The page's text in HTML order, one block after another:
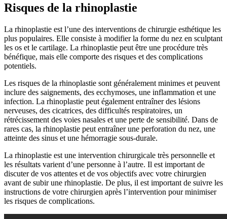
Risques de la rhinoplastie
La rhinoplastie est l’une des interventions de chirurgie esthétique les
plus populaires. Elle consiste à modifier la forme du nez en sculptant
les os et le cartilage. La rhinoplastie peut être une procédure très
bénéfique, mais elle comporte des risques et des complications
potentiels.
Les risques de la rhinoplastie sont généralement minimes et peuvent
inclure des saignements, des ecchymoses, une inflammation et une
infection. La rhinoplastie peut également entraîner des lésions
nerveuses, des cicatrices, des difficultés respiratoires, un
rétrécissement des voies nasales et une perte de sensibilité. Dans de
rares cas, la rhinoplastie peut entraîner une perforation du nez, une
atteinte des sinus et une hémorragie sous-durale.
La rhinoplastie est une intervention chirurgicale très personnelle et
les résultats varient d’une personne à l’autre. Il est important de
discuter de vos attentes et de vos objectifs avec votre chirurgien
avant de subir une rhinoplastie. De plus, il est important de suivre les
instructions de votre chirurgien après l’intervention pour minimiser
les risques de complications.